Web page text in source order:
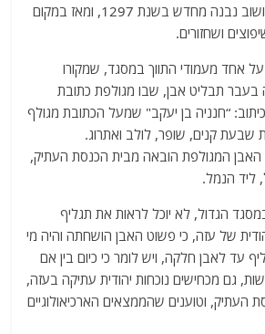
רעידת אדמה (1294) ושוב נבנה מחדש בשנת 1297, ומאז במקום
ושחזורים.
אחד מעמודי התווך במסגד, שמקורו
בעבר תבליט אבן, שבו מגולפת כתובת
“חנניה בן יעקב" שמעל הכתובת מגולף
שבעת קנים, שופר, לולב ואתרוג.
האבן המגולפת הובאה מבית הכנסת העתיק,
ליד הנמל.
הגדול, לא יוכל לראות את תגליף
של עזה, כי פשוט האבן הושחתה והיה מי
עד לאבן חלקה, ויש לומר כי כיום בין אם
גם מכחישים נוכחות יהודית עתיקה בעזה,
העתיק, וטוענים שהממצאים הארכיאולוגיים